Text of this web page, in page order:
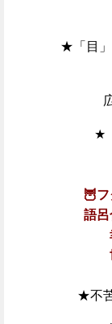
★「目
★
🦉
語
★不